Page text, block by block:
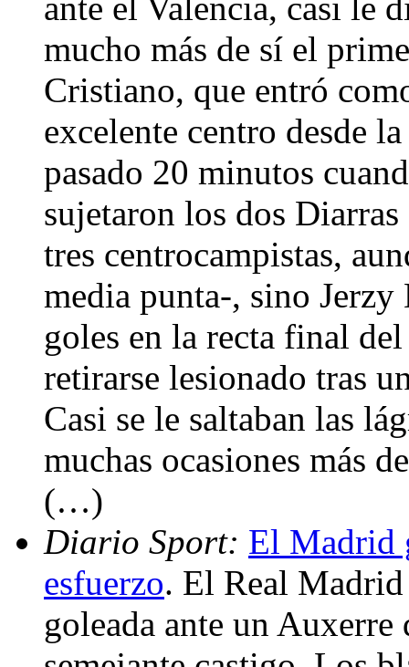
mucho más de sí el
Cristiano, que entró
excelente centro desde
pasado 20 minutos
sujetaron los dos
tres centrocampistas,
media punta-, sino
goles en la recta final
retirarse lesionado tras
Casi se le saltaban las
muchas ocasiones más
(…)
Diario Sport: El Madrid
esfuerzo. El Real
goleada ante un